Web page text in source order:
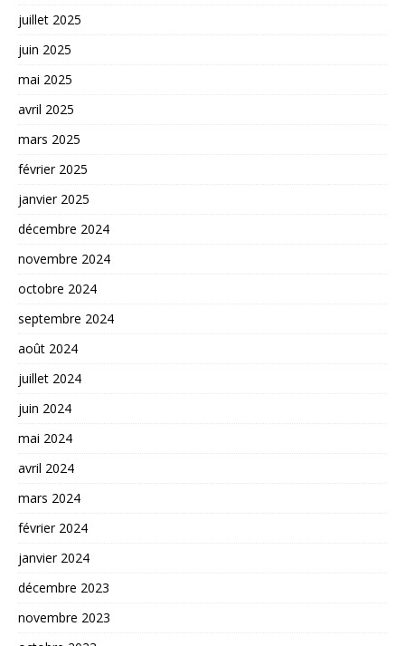
juillet 2025
juin 2025
mai 2025
avril 2025
mars 2025
février 2025
janvier 2025
décembre 2024
novembre 2024
octobre 2024
septembre 2024
août 2024
juillet 2024
juin 2024
mai 2024
avril 2024
mars 2024
février 2024
janvier 2024
décembre 2023
novembre 2023